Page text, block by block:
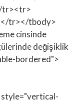
tr><tr>
tr></tbody>
cinsinde
değişiklik
bordered">